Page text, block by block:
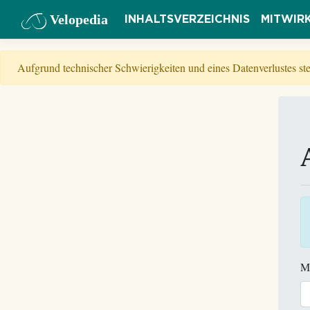
Velopedia INHALTSVERZEICHNIS
Aufgrund technischer Schwierigkeiten und eines Datenverlustes